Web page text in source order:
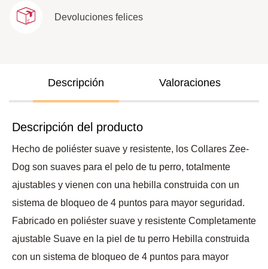
Devoluciones felices
Descripción Valoraciones
Descripción del producto
Hecho de poliéster suave y resistente, los Collares Zee-
Dog son suaves para el pelo de tu perro, totalmente
ajustables y vienen con una hebilla construida con un
sistema de bloqueo de 4 puntos para mayor seguridad.
Fabricado en poliéster suave y resistente Completamente
ajustable Suave en la piel de tu perro Hebilla construida
con un sistema de bloqueo de 4 puntos para mayor